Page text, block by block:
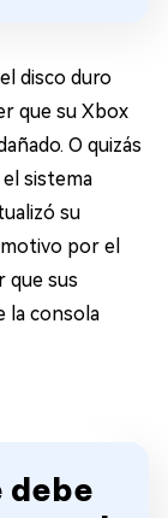
disco duro
que su Xbox
O quizás
sistema
su
por el
que sus
la consola
debe